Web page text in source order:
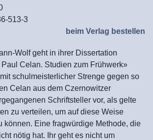
513-3
beim Verlag bestellen
Wolf geht in ihrer Dissertation
Celan. Studien zum Frühwerk»
schulmeisterlicher Strenge gegen so
Celan aus dem Czernowitzer
Schriftsteller vor, als gelte
zu verteilen, um auf diese Weise
können. Eine fragwürdige Methode, die
nötig hat. Ihr geht es nicht um